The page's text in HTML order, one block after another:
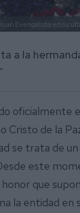
Evengalista en su
a la
oficialmente
Cristo de la
se trata de
este
honor que
la entidad en